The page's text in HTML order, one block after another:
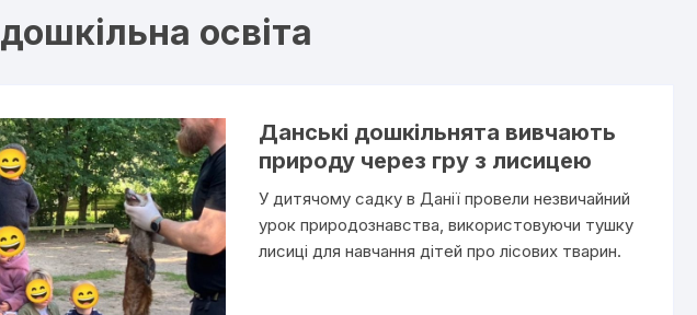
дошкільна освіта
Данські дошкільнята вивчають
природу через гру з лисицею
У дитячому садку в Данії провели незвичайний
урок природознавства, використовуючи тушку
лисиці для навчання дітей про лісових тварин.